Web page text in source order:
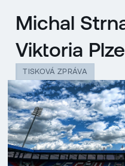
Michal
Viktoria
TISKOVÁ ZPRÁVA